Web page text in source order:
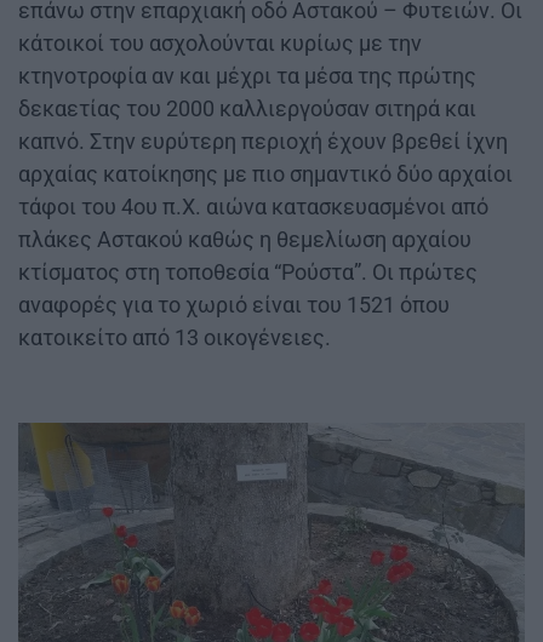
επάνω στην επαρχιακή οδό Αστακού – Φυτειών. Οι
κάτοικοί του ασχολούνται κυρίως με την
κτηνοτροφία αν και μέχρι τα μέσα της πρώτης
δεκαετίας του 2000 καλλιεργούσαν σιτηρά και
καπνό. Στην ευρύτερη περιοχή έχουν βρεθεί ίχνη
αρχαίας κατοίκησης με πιο σημαντικό δύο αρχαίοι
τάφοι του 4ου π.Χ. αιώνα κατασκευασμένοι από
πλάκες Αστακού καθώς η θεμελίωση αρχαίου
κτίσματος στη τοποθεσία “Ρούστα”. Οι πρώτες
αναφορές για το χωριό είναι του 1521 όπου
κατοικείτο από 13 οικογένειες.